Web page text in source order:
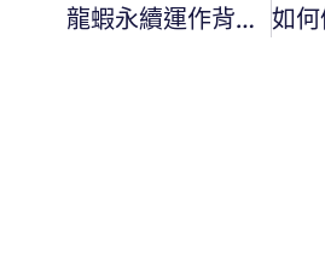
龍蝦永續運作背後的細節解析：從陰影中浮現的系統問題